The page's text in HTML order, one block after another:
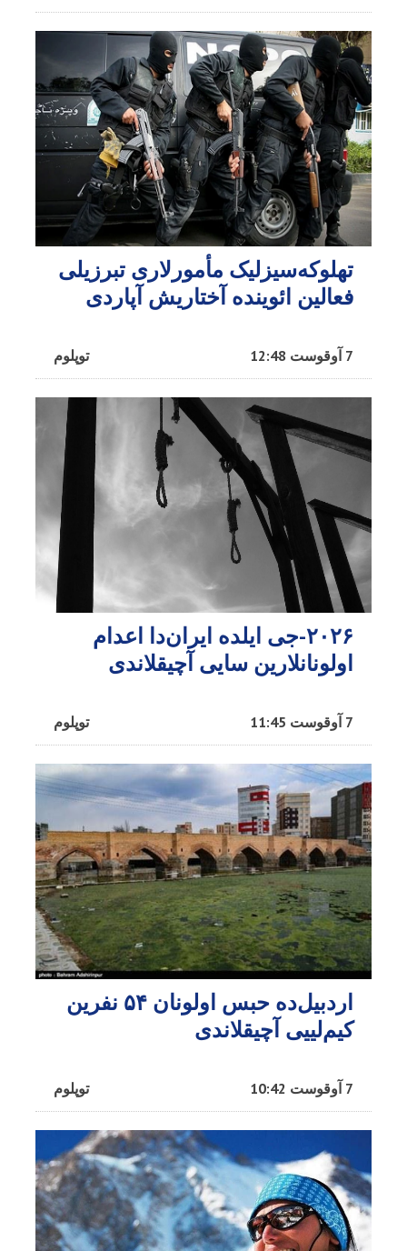
تهلوکه‌سیزلیک مأمورلاری تبرزیلی
فعالین ائوینده آختاریش آپاردی
توپلوم 7 آوقوست 12:48
۲۰۲۶-جی ایلده ایران‌دا اعدام
اولونانلارین سایی آچیقلاندی
توپلوم 7 آوقوست 11:45
اردبیل‌ده حبس اولونان ۵۴ نفرین
کیم‌لییی آچیقلاندی
توپلوم 7 آوقوست 10:42